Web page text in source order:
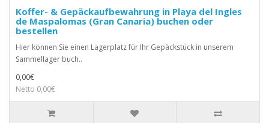
Koffer- & Gepäckaufbewahrung in Playa del Ingles
de Maspalomas (Gran Canaria) buchen oder
bestellen
Hier können Sie einen Lagerplatz für Ihr Gepäckstück in unserem
Sammellager buch..
0,00€
Netto 0,00€